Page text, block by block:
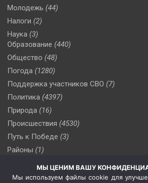
Молодежь (44)
Налоги (2)
Наука (3)
Образование (440)
Общество (48)
Погода (1280)
Поддержка участников СВО (7)
Политика (4397)
Природа (16)
Происшествия (4530)
Путь к Победе (3)
Районы (1)
(510)
Сельское хозяйство (3)
МЫ ЦЕНИМ ВАШУ
Мы используем файлы cookie для